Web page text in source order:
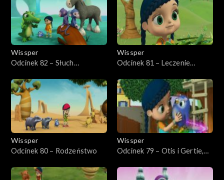
Wissper
Odcinek 82 – Słuch
Wissper
Odcinek 81 – Leczenie
Wissper
Odcinek 80 – Rodzeństwo
Wissper
Odcinek 79 – Otis i Gertie,